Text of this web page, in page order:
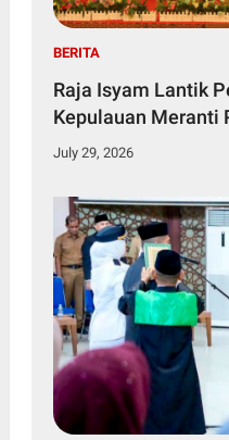
BERITA
Raja Isyam Lantik
Kepulauan Meranti
July 29, 2026